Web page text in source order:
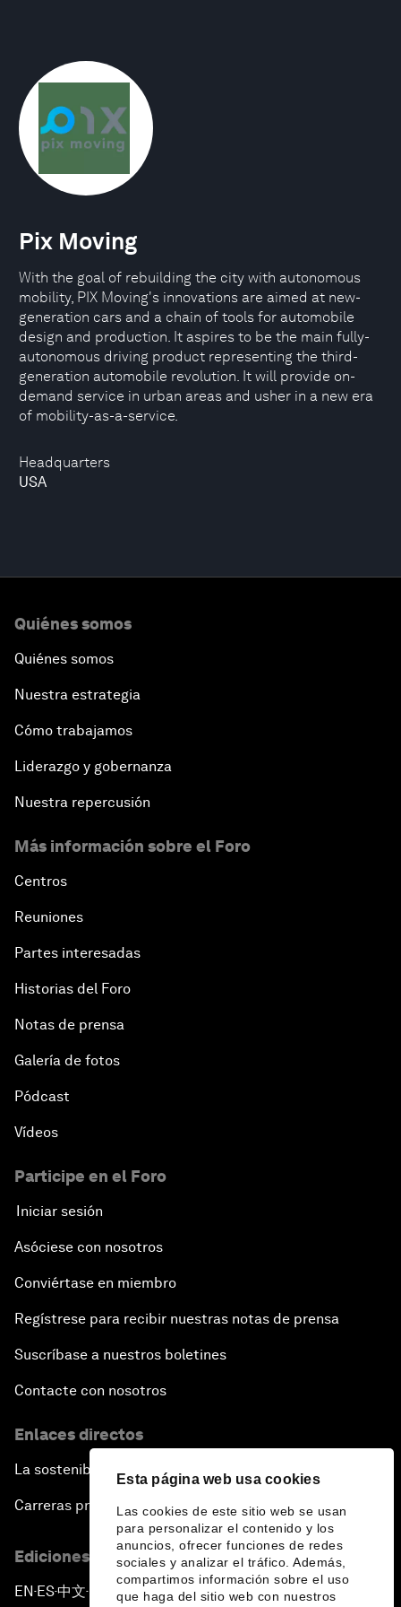
Esta página web usa cookies
Las cookies de este sitio web se usan
para personalizar el contenido y los
anuncios, ofrecer funciones de redes
sociales y analizar el tráfico. Además,
compartimos información sobre el uso
que haga del sitio web con nuestros
Headquarters
USA
Pix Moving
With the goal of rebuilding the city with autonomous
mobility, PIX Moving's innovations are aimed at new-
generation cars and a chain of tools for automobile
design and production. It aspires to be the main fully-
autonomous driving product representing the third-
generation automobile revolution. It will provide on-
demand service in urban areas and usher in a new era
of mobility-as-a-service.
Quiénes somos
Quiénes somos
Nuestra estrategia
Cómo trabajamos
Liderazgo y gobernanza
Nuestra repercusión
Más información sobre el Foro
Centros
Reuniones
Partes interesadas
Historias del Foro
Notas de prensa
Galería de fotos
Pódcast
Vídeos
Participe en el Foro
Iniciar sesión
Asóciese con nosotros
Conviértase en miembro
Regístrese para recibir nuestras notas de prensa
Suscríbase a nuestros boletines
Contacte con nosotros
Enlaces directos
La sostenibilidad en el Foro
Carreras profesionales
Ediciones en otros idiomas
EN ▪ES▪中文▪ 日本語